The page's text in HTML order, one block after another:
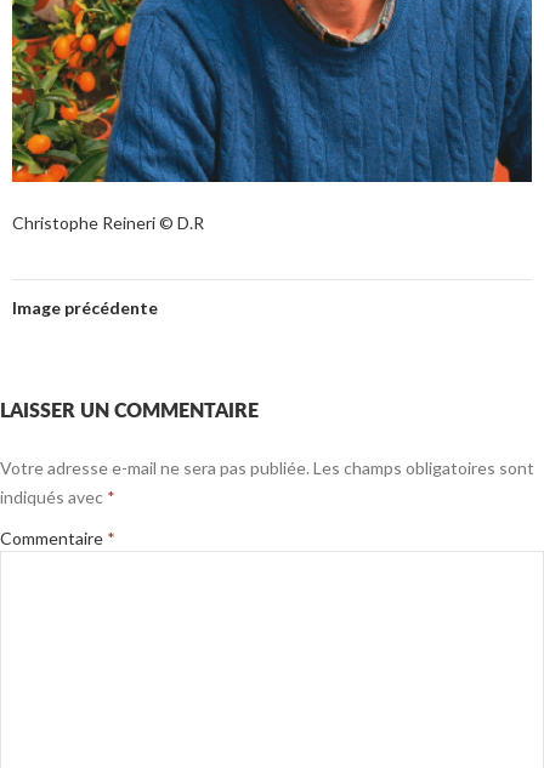
Christophe Reineri © D.R
Image précédente
LAISSER UN COMMENTAIRE
Votre adresse e-mail ne sera pas publiée. Les champs obligatoires sont
indiqués avec *
Commentaire *